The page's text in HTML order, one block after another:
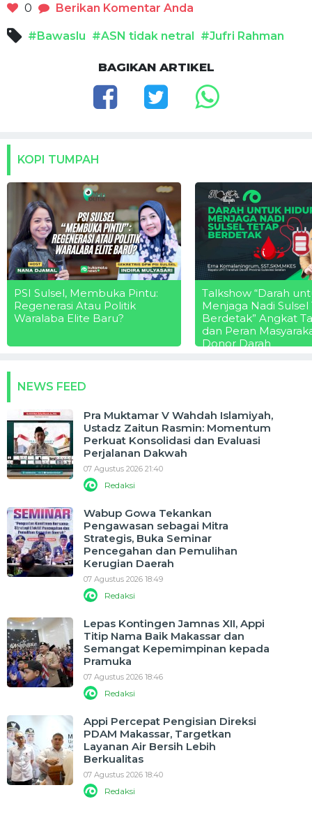
0 Berikan Komentar Anda
#Bawaslu #ASN tidak netral #Jufri Rahman
BAGIKAN ARTIKEL
KOPI TUMPAH
PSI Sulsel, Membuka Pintu:
Regenerasi Atau Politik
Waralaba Elite Baru?
Talkshow “Darah
Menjaga Nadi Sulsel
Berdetak” Angkat
dan Peran
Donor Darah
NEWS FEED
Pra Muktamar V Wahdah Islamiyah,
Ustadz Zaitun Rasmin: Momentum
Perkuat Konsolidasi dan Evaluasi
Perjalanan Dakwah
07 Agustus 2026 21:40
Redaksi
Wabup Gowa Tekankan
Pengawasan sebagai Mitra
Strategis, Buka Seminar
Pencegahan dan Pemulihan
Kerugian Daerah
07 Agustus 2026 18:49
Redaksi
Lepas Kontingen Jamnas XII, Appi
Titip Nama Baik Makassar dan
Semangat Kepemimpinan kepada
Pramuka
07 Agustus 2026 18:46
Redaksi
Appi Percepat Pengisian Direksi
PDAM Makassar, Targetkan
Layanan Air Bersih Lebih
Berkualitas
07 Agustus 2026 18:40
Redaksi